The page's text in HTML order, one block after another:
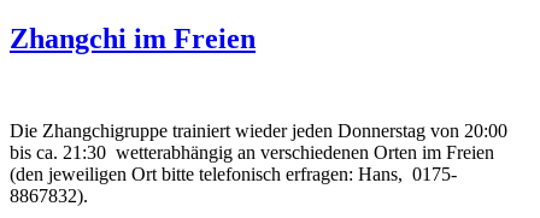
Zhangchi im Freien
Die Zhangchigruppe trainiert wieder jeden Donnerstag von 20:00
bis ca. 21:30 wetterabhängig an verschiedenen Orten im Freien
(den jeweiligen Ort bitte telefonisch erfragen: Hans, 0175-
8867832).